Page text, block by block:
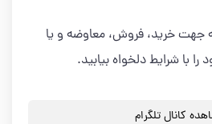
جهت خرید، فروش، معاوضه و یا
با شرایط دلخواه بیابید.
کانال تلگرام